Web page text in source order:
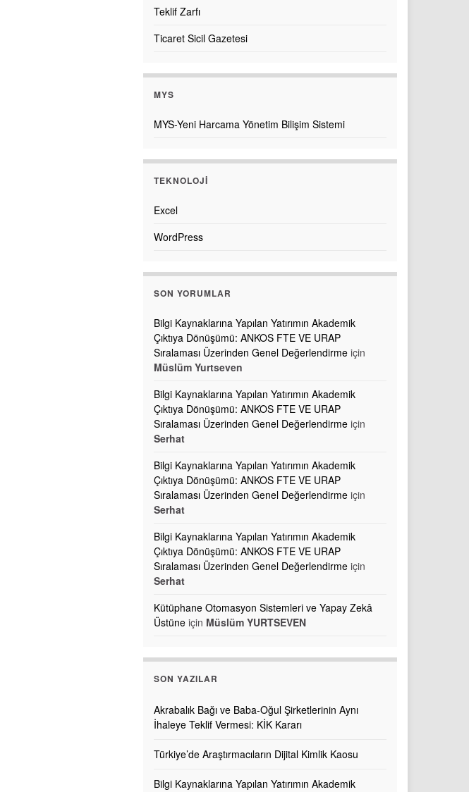
Teklif Zarfı
Ticaret Sicil Gazetesi
MYS
MYS-Yeni Harcama Yönetim Bilişim Sistemi
TEKNOLOJI
Excel
WordPress
SON YORUMLAR
Bilgi Kaynaklarına Yapılan Yatırımın Akademik
Çıktıya Dönüşümü: ANKOS FTE VE URAP
Sıralaması Üzerinden Genel Değerlendirme için
Müslüm Yurtseven
Bilgi Kaynaklarına Yapılan Yatırımın Akademik
Çıktıya Dönüşümü: ANKOS FTE VE URAP
Sıralaması Üzerinden Genel Değerlendirme için
Serhat
Bilgi Kaynaklarına Yapılan Yatırımın Akademik
Çıktıya Dönüşümü: ANKOS FTE VE URAP
Sıralaması Üzerinden Genel Değerlendirme için
Serhat
Bilgi Kaynaklarına Yapılan Yatırımın Akademik
Çıktıya Dönüşümü: ANKOS FTE VE URAP
Sıralaması Üzerinden Genel Değerlendirme için
Serhat
Kütüphane Otomasyon Sistemleri ve Yapay Zekâ
Üstüne için Müslüm YURTSEVEN
SON YAZILAR
Akrabalık Bağı ve Baba-Oğul Şirketlerinin Aynı
İhaleye Teklif Vermesi: KİK Kararı
Türkiye’de Araştırmacıların Dijital Kimlik Kaosu
Bilgi Kaynaklarına Yapılan Yatırımın Akademik